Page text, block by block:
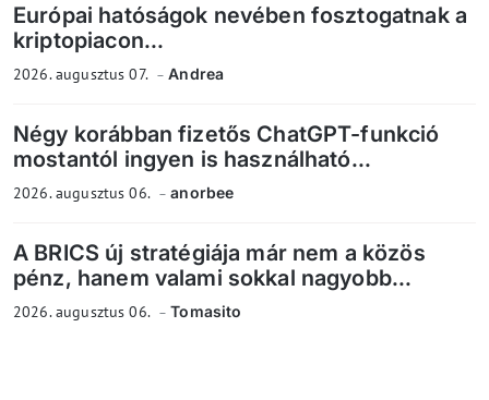
Európai hatóságok nevében fosztogatnak a
kriptopiacon...
2026. augusztus 07. Andrea
Négy korábban fizetős ChatGPT-funkció
mostantól ingyen is használható...
2026. augusztus 06. anorbee
A BRICS új stratégiája már nem a közös
pénz, hanem valami sokkal nagyobb...
2026. augusztus 06. Tomasito